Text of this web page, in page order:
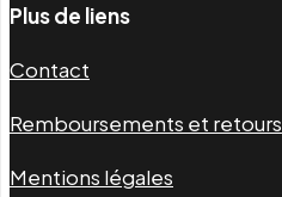
Plus de liens
Contact
Remboursements et retours
Mentions légales